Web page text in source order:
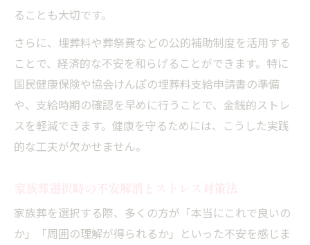
ることも大切です。
さらに、埋葬料や葬祭費などの公的補助制度を活用する
ことで、経済的な不安を和らげることができます。特に
国民健康保険や協会けんぽの埋葬料支給申請書の準備
や、支給時期の確認を早めに行うことで、金銭的ストレ
スを軽減できます。健康を守るためには、こうした実践
的な工夫が欠かせません。
家族葬を選択する際、多くの方が「本当にこれで良いの
か」「周囲の理解が得られるか」といった不安を感じま